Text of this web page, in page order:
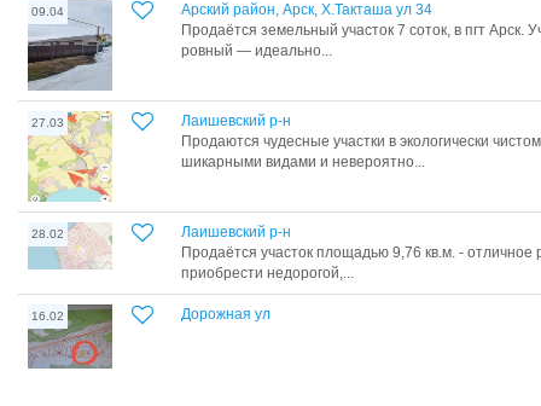
09.04
Арский район, Арск, Х.Такташа ул 34
Прoдаётcя земельный учacтoк 7 coтoк, в пгт Арск.
poвный — идeальнo...
27.03
Лаишевский р-н
Продаются чудесные участки в экологически
шикарными видами и невероятно...
28.02
Лаишевский р-н
Продаётся участок площадью 9,76 кв.м. - отличное
приобрести недорогой,...
16.02 Дорожная ул